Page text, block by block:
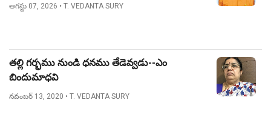
ఆగస్టు 07, 2026 • T. VEDANTA SURY
తల్లి గర్భము నుండి ధనము తేడెవ్వడు--ఎం
బిందుమాధవి
నవంబర్ 13, 2020 • T. VEDANTA SURY